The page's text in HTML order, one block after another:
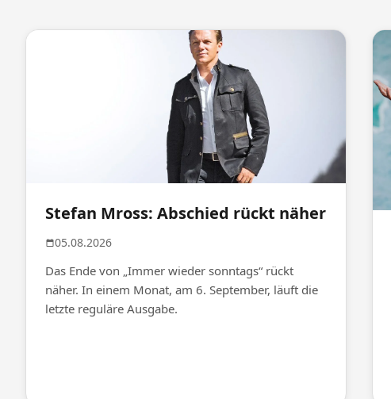
Stefan Mross: Abschied rückt näher
05.08.2026
Das Ende von „Immer wieder sonntags“ rückt
näher. In einem Monat, am 6. September, läuft die
letzte reguläre Ausgabe.